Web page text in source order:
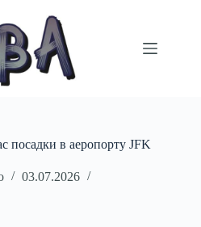
посадки в аеропорту JFK
03.07.2026